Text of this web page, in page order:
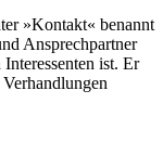
»Kontakt« benannt
Ansprechpartner
ist. Er